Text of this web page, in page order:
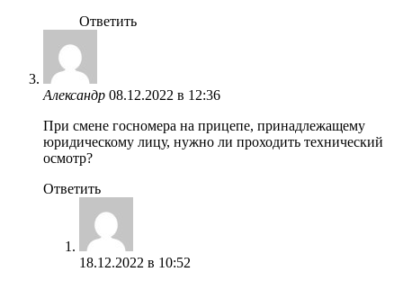
Ответить
Александр 08.12.2022 в 12:36
При смене госномера на прицепе, принадлежащему
юридическому лицу, нужно ли проходить технический
осмотр?
Ответить
18.12.2022 в 10:52